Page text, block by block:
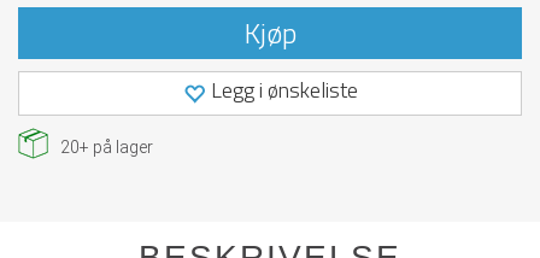
Kjøp
Legg i ønskeliste
20+ på lager